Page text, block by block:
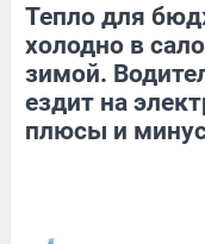
Тепло для
холодно в
зимой.
ездит на
плюсы и